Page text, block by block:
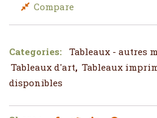
Compare
Categories: Tableaux - autres
Tableaux d'art, Tableaux
disponibles